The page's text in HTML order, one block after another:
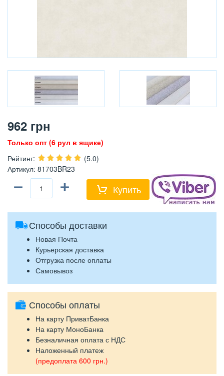
962 грн
Только опт (6 рул в ящике)
Рейтинг:
(5.0)
Артикул: 81703BR23
− + Купить
Способы доставки
Новая Почта
Курьерская доставка
Отгрузка после оплаты
Самовывоз
Способы оплаты
На карту ПриватБанка
На карту МоноБанка
Безналичная оплата с НДС
Наложенный платеж
(предоплата 600 грн.)